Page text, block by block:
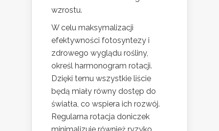
wzrostu.
W celu maksymalizacji
efektywności fotosyntezy i
zdrowego wyglądu rośliny,
określ harmonogram rotacji.
Dzięki temu wszystkie liście
będą miały równy dostęp do
światła, co wspiera ich rozwój.
Regularna rotacja doniczek